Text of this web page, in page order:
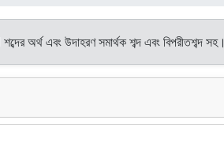
শব্দের অর্থ এবং উদাহরণ সমার্থক শব্দ এবং বিপরীতশব্দ সহ।